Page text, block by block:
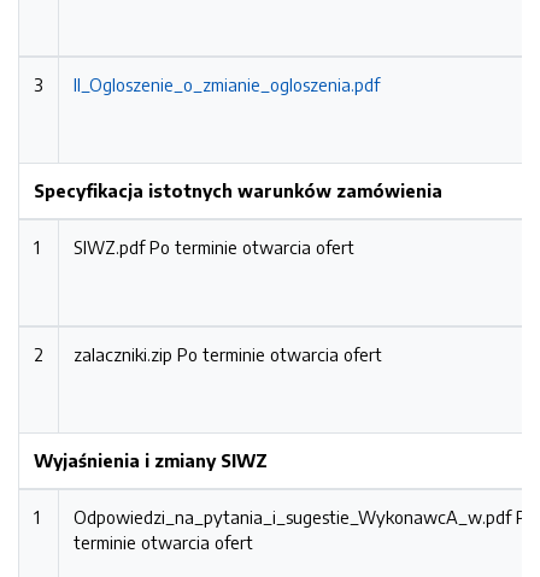
3 II_Ogloszenie_o_zmianie_ogloszenia.pdf
Specyfikacja istotnych warunków zamówienia
1 SIWZ.pdfPo terminie otwarcia ofert
2 zalaczniki.zip Po terminie otwarcia ofert
Wyjaśnienia i zmiany SIWZ
1 Odpowiedzi_na_pytania_i_sugestie_WykonawcA_w.pdfPo
terminie otwarcia ofert